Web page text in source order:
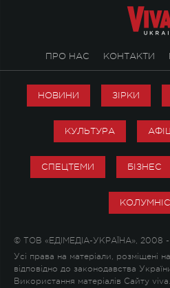
ПРО НАС КОНТАКТИ
НОВИНИ ЗІРКИ
КУЛЬТУРА
СПЕЦТЕМИ БІЗНЕС
© ТОВ «ЕДІМЕДІА-УКРАЇНА», 2008
Усі права на матеріали, розміщені
відповідно до законодавства
Використання матеріалів Сайту